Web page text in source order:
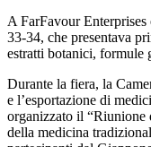
A FarFavour Enterprises
33-34, che presentava
estratti botanici, formule
Durante la fiera, la
e l’esportazione di
organizzato il “Riunione
della medicina